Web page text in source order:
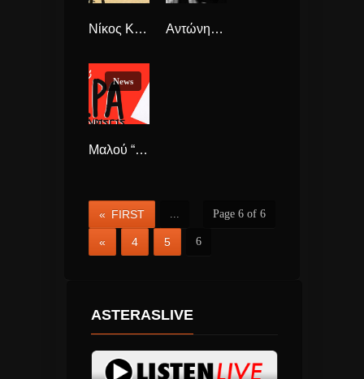
Νίκος Κουρκούλης “Χαμένο Παιδί” νέο Τραγούδι. Αντώνης Ρέμος “Ώπα” νέο τραγούδι και διεθνή συνεργασία
News
Μαλού “Ώρα Να Γυρίσεις” σε remix με τους DeeJay Paris και Harry V
Page 6 of 6
« FIRST ...
« 4 5 6
ASTERASLIVE